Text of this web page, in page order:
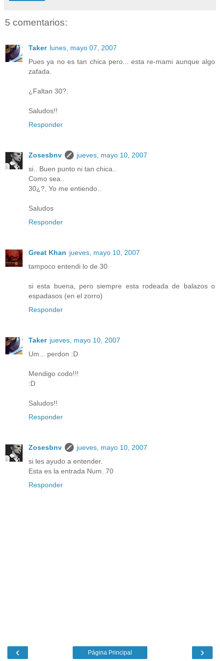
5 comentarios:
Taker lunes, mayo 07, 2007
Pues ya no es tan chica pero... esta re-mami aunque algo
zafada.
¿Faltan 30?.
Saludos!!
Responder
Zosesbnv
jueves, mayo 10, 2007
si.. Buen punto ni tan chica..
Como sea..
30¿?, Yo me entiendo..
Saludos
Responder
Great Khan jueves, mayo 10, 2007
tampoco entendi lo de 30
si esta buena, pero siempre esta rodeada de balazos o
espadasos (en el zorro)
Responder
Taker jueves, mayo 10, 2007
Um... perdon :D
Mendigo codo!!!
:D
Saludos!!
Responder
Zosesbnv
jueves, mayo 10, 2007
si les ayudo a entender.
Esta es la entrada Num. 70
Responder
‹ ›
Página Principal